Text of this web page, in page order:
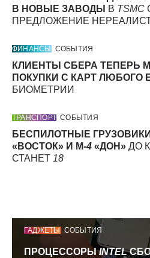
В НОВЫЕ ЗАВОДЫ
В TSMC
ПРЕДЛОЖЕНИЕ
ФИНАНСЫ СОБЫТИЯ
КЛИЕНТЫ СБЕРА ТЕПЕРЬ
ПОКУПКИ С КАРТ ЛЮБОГО
БИОМЕТРИИ
ТРАНСПОРТ СОБЫТИЯ
БЕСПИЛОТНЫЕ
«ВОСТОК» И М-4 «ДОН» ДО
СТАНЕТ 18
ГАДЖЕТЫ СОБЫТИЯ
ПРОЦЕССОРЫINTEL